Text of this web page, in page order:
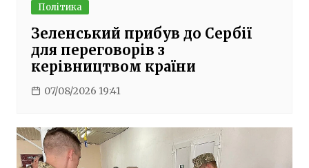
Політика
Зеленський прибув до Сербії
для переговорів з
керівництвом країни
07/08/2026 19:41